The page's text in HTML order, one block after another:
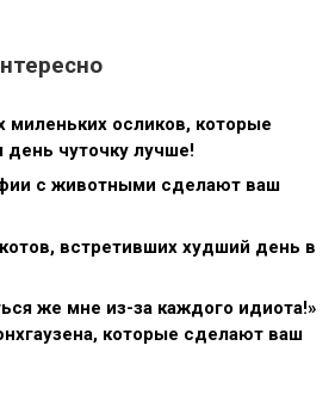
миленьких осликов, которые
чуточку лучше!
с животными сделают ваш
встретивших худший день в
же мне из-за каждого идиота!»
которые сделают ваш